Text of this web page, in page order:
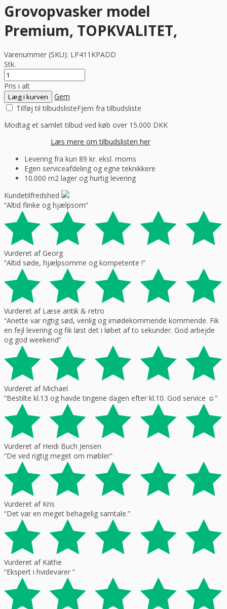
Grovopvasker model
Premium, TOPKVALITET,
Varenummer (SKU): LP411KPADD
Stk.
Pris i alt
Læg i kurven
Gem
Tilføj til tilbudslisteFjern fra tilbudsliste
Modtag et samlet tilbud ved køb over 15.000 DKK
Læs mere om tilbudslisten her
Levering fra kun 89 kr. eksl. moms
Egen serviceafdeling og egne teknikkere
10.000 m2 lager og hurtig levering
Kundetilfredshed
“Altid flinke og hjælpsom”
Vurderet af Georg
“Altid søde, hjælpsomme og kompetente !”
Vurderet af Læse antik & retro
“Anette var rigtig sød, venlig og imødekommende kommende. Fik
en fejl levering og fik løst det i løbet af to sekunder. God arbejde
og god weekend”
Vurderet af Michael
“Bestilte kl.13 og havde tingene dagen efter kl.10. God service ☺”
Vurderet af Heidi Buch Jensen
“De ved rigtig meget om møbler”
Vurderet af Kris
“Det var en meget behagelig samtale.”
Vurderet af Käthe
“Ekspert i hvidevarer “